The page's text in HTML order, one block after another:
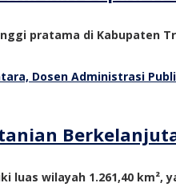
pratama di Kabupaten
luas wilayah 1.261,40